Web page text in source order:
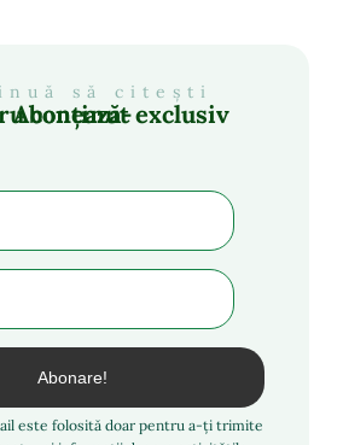
să citești
te pentru conținut exclusiv
este folosită doar pentru a-ți trimite